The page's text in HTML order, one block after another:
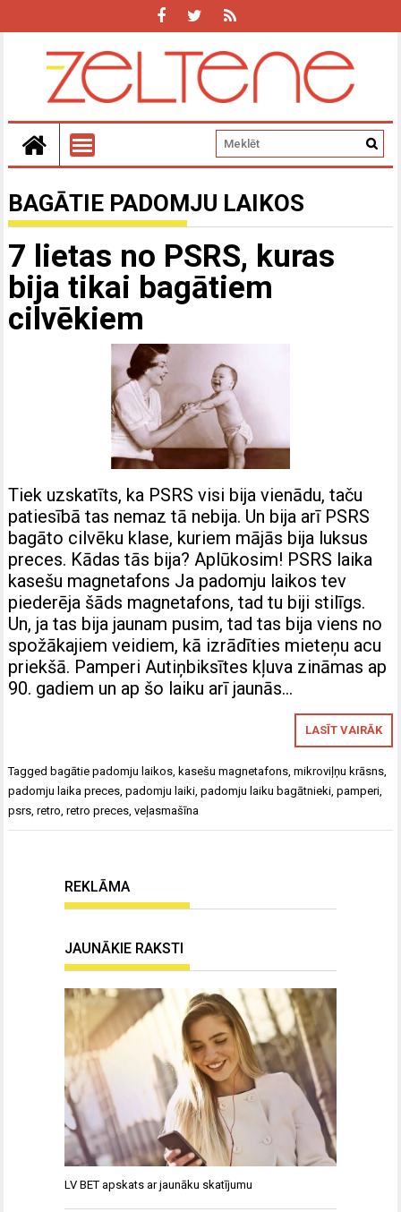
BAGĀTIE PADOMJU LAIKOS
7 lietas no PSRS, kuras
bija tikai bagātiem
cilvēkiem
Tiek uzskatīts, ka PSRS visi bija vienādu, taču
patiesībā tas nemaz tā nebija. Un bija arī PSRS
bagāto cilvēku klase, kuriem mājās bija luksus
preces. Kādas tās bija? Aplūkosim! PSRS laika
kasešu magnetafons Ja padomju laikos tev
piederēja šāds magnetafons, tad tu biji stilīgs.
Un, ja tas bija jaunam pusim, tad tas bija viens no
spožākajiem veidiem, kā izrādīties mieteņu acu
priekšā. Pamperi Autiņbiksītes kļuva zināmas ap
90. gadiem un ap šo laiku arī jaunās…
LASĪT VAIRĀK
Taggedbagātie padomju laikos ,kasešu magnetafons ,mikroviļņu krāsns
padomju laika preces ,padomju laiki ,padomju laiku bagātnieki ,pamperi
psrs ,retro ,retro preces ,veļasmašīna
REKLĀMA
JAUNĀKIE RAKSTI
LV BET apskats ar jaunāku skatījumu